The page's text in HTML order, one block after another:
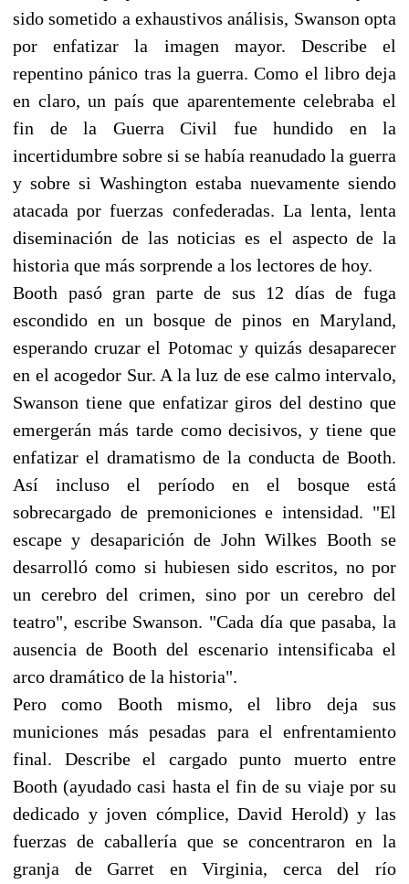
sido sometido a exhaustivos análisis, Swanson opta
por enfatizar la imagen mayor. Describe el
repentino pánico tras la guerra. Como el libro deja
en claro, un país que aparentemente celebraba el
fin de la Guerra Civil fue hundido en la
incertidumbre sobre si se había reanudado la guerra
y sobre si Washington estaba nuevamente siendo
atacada por fuerzas confederadas. La lenta, lenta
diseminación de las noticias es el aspecto de la
historia que más sorprende a los lectores de hoy.
Booth pasó gran parte de sus 12 días de fuga
escondido en un bosque de pinos en Maryland,
esperando cruzar el Potomac y quizás desaparecer
en el acogedor Sur. A la luz de ese calmo intervalo,
Swanson tiene que enfatizar giros del destino que
emergerán más tarde como decisivos, y tiene que
enfatizar el dramatismo de la conducta de Booth.
Así incluso el período en el bosque está
sobrecargado de premoniciones e intensidad. "El
escape y desaparición de John Wilkes Booth se
desarrolló como si hubiesen sido escritos, no por
un cerebro del crimen, sino por un cerebro del
teatro", escribe Swanson. "Cada día que pasaba, la
ausencia de Booth del escenario intensificaba el
arco dramático de la historia".
Pero como Booth mismo, el libro deja sus
municiones más pesadas para el enfrentamiento
final. Describe el cargado punto muerto entre
Booth (ayudado casi hasta el fin de su viaje por su
dedicado y joven cómplice, David Herold) y las
fuerzas de caballería que se concentraron en la
granja de Garret en Virginia, cerca del río